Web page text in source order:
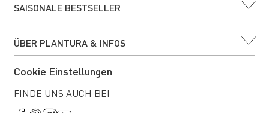
SAISONALE BESTSELLER
ÜBER PLANTURA & INFOS
Cookie Einstellungen
FINDE UNS AUCH BEI